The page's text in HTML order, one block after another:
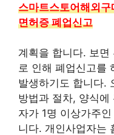
스마트스토어해외
면허증 폐업신고
계획을 합니다. 보
로 인해 폐업신고를
발생하기도 합니다.
방법과 절차, 양식에
자가 1명 이상가주
니다. 개인사업자는